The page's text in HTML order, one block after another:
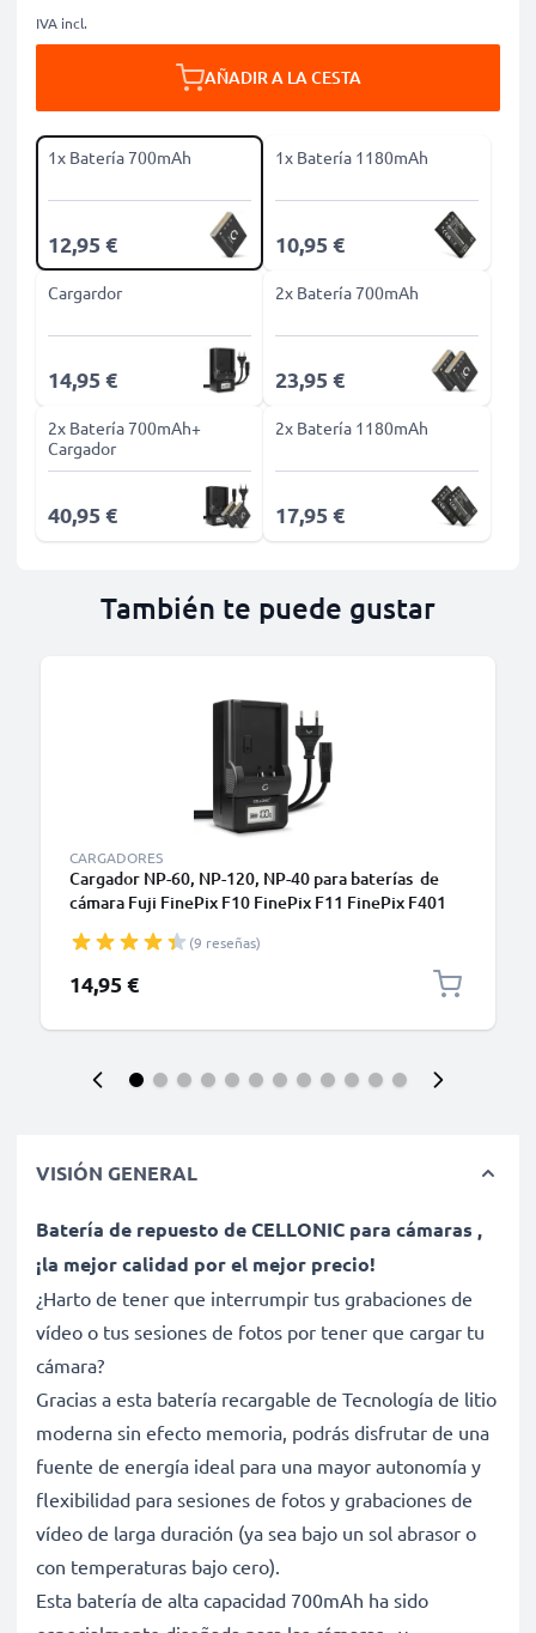
IVA incl.
AÑADIR A LA CESTA
1x Batería 700mAh
12,95 €
1x Batería 1180mAh
10,95 €
Cargardor
14,95 €
2x Batería 700mAh
23,95 €
2x Batería 700mAh+
Cargador
40,95 €
2x Batería 1180mAh
17,95 €
También te puede gustar
CARGADORES
Cargador NP-60, NP-120, NP-40 para baterías de
cámara Fuji FinePix F10 FinePix F11 FinePix F401
de CELLONIC
(9 reseñas)
14,95 €
VISIÓN GENERAL
Batería de repuesto de CELLONIC para cámaras ,
¡la mejor calidad por el mejor precio!
¿Harto de tener que interrumpir tus grabaciones de
vídeo o tus sesiones de fotos por tener que cargar tu
cámara?
Gracias a esta batería recargable de Tecnología de litio
moderna sin efecto memoria, podrás disfrutar de una
fuente de energía ideal para una mayor autonomía y
flexibilidad para sesiones de fotos y grabaciones de
vídeo de larga duración (ya sea bajo un sol abrasor o
con temperaturas bajo cero).
Esta batería de alta capacidad 700mAh ha sido